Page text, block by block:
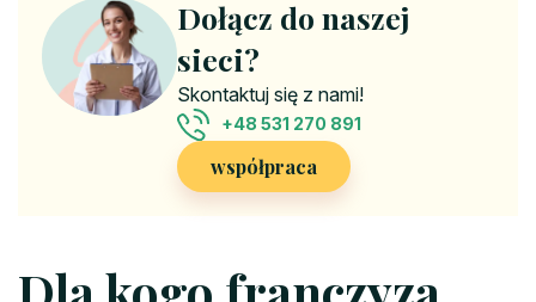
Dołącz do naszej
sieci?
Skontaktuj się z nami!
+48 531 270 891
współpraca